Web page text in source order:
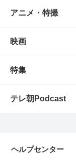
アニメ・特撮
映画
特集
テレ朝Podcast
ヘルプセンター